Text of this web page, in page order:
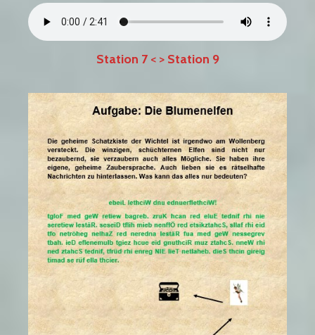
Station 7 < > Station 9